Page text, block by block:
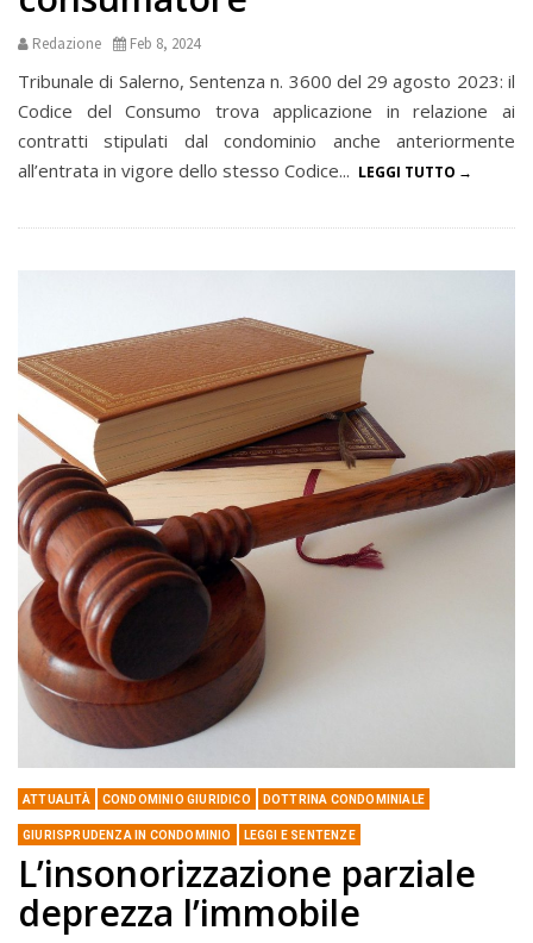
Redazione Feb 8, 2024
Tribunale di Salerno, Sentenza n. 3600 del 29 agosto 2023: il
Codice del Consumo trova applicazione in relazione ai
contratti stipulati dal condominio anche anteriormente
all’entrata in vigore dello stesso Codice... LEGGI TUTTO
ATTUALITÀ CONDOMINIO GIURIDICO DOTTRINA CONDOMINIALE
GIURISPRUDENZA IN CONDOMINIO LEGGI E SENTENZE
L’insonorizzazione parziale
deprezza l’immobile